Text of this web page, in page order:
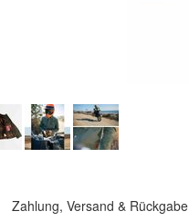
Zahlung, Versand & Rückgabe